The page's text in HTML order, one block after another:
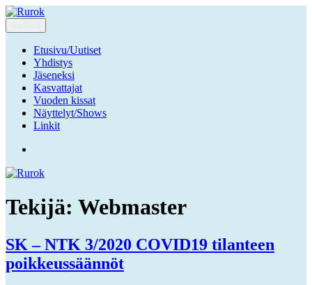
Siirry
sisältöön
Rurok
Ruuhka-Suomen Rotukissayhdistys
Valikko
Etusivu/Uutiset
Yhdistys
Jäseneksi
Kasvattajat
Vuoden kissat
Näyttelyt/Shows
Linkit
Tekijä: Webmaster
SK – NTK 3/2020 COVID19 tilanteen
poikkeussäännöt